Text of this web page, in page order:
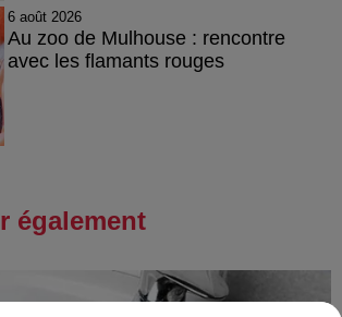
6 août 2026
Au zoo de Mulhouse : rencontre
avec les flamants rouges
également